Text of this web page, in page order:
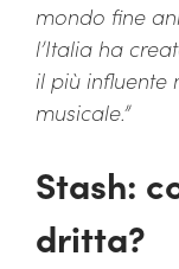
mondo fine
l’Italia ha
il più influente
musicale.”
Stash:
dritta?